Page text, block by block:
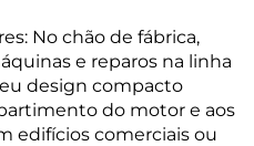
No chão de fábrica,
e reparos na linha
design compacto
do motor e aos
edifícios comerciais ou